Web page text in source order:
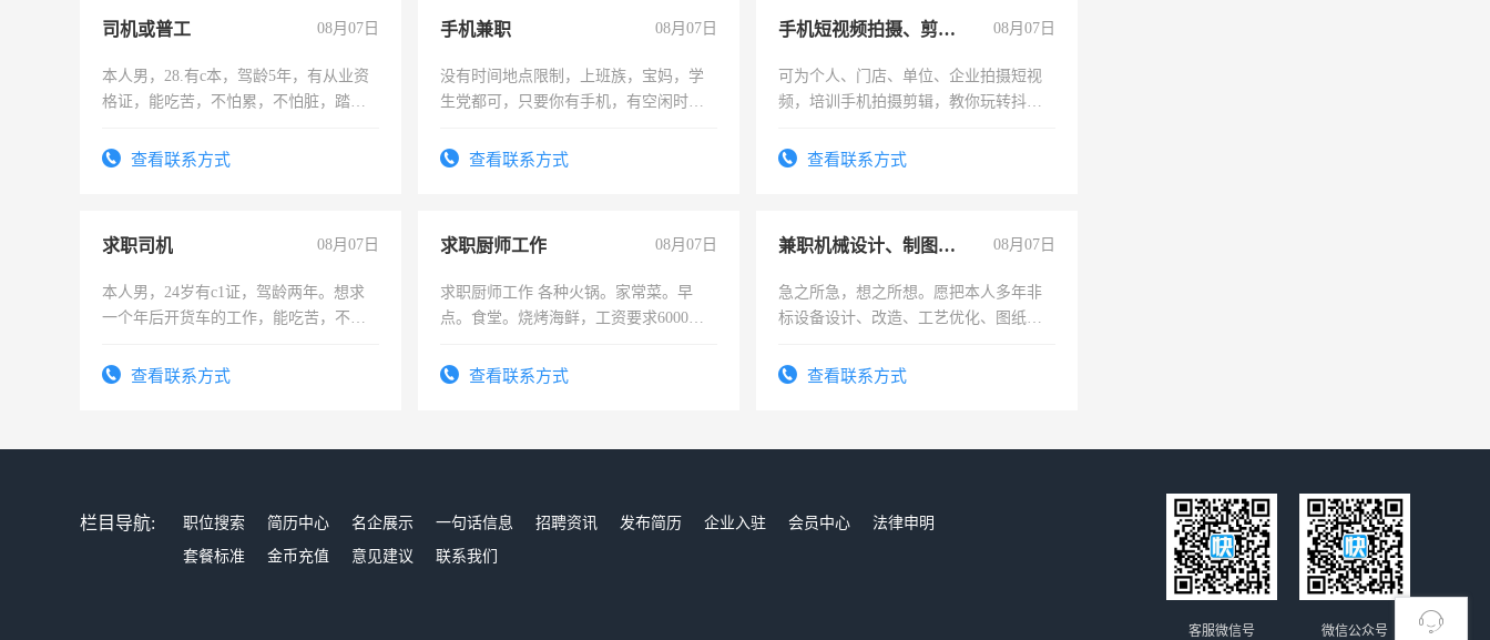
司机或普工 08月07日
本人男，28.有c本，驾龄5年，有从业资
格证，能吃苦，不怕累，不怕脏，踏
查看联系方式
手机兼职 08月07日
没有时间地点限制，上班族，宝妈，学
生党都可，只要你有手机，有空闲时
勤快的四五十，每天挣零花钱没问题！
查看联系方式
手机短视频拍摄、剪辑、抖音快手 08月07日
可为个人、门店、单位、企业拍摄短视
频，培训手机拍摄剪辑，教你玩转抖音
频，培训手机拍摄剪辑，教你玩转抖
查看联系方式
求职司机 08月07日
本人男，24岁有c1证，驾龄两年。想求
一个年后开货车的工作，能吃苦，不怕
查看联系方式
求职厨师工作 08月07日
求职厨师工作 各种火锅。家常菜。早
点。食堂。烧烤海鲜，工资要求6000以
查看联系方式
兼职机械设计、制图、设备改造 08月07日
急之所急，想之所想。愿把本人多年非
标设备设计、改造、工艺优化、图纸制
结识有识之士，共享未来。
查看联系方式
栏目导航: 职位搜索 简历中心 名企展示 一句话信息 招聘资讯 发布简历 企业入驻 会员中心
法律申明
套餐标准
金币充值 意见建议 联系我们
微信公众号
客服微信号